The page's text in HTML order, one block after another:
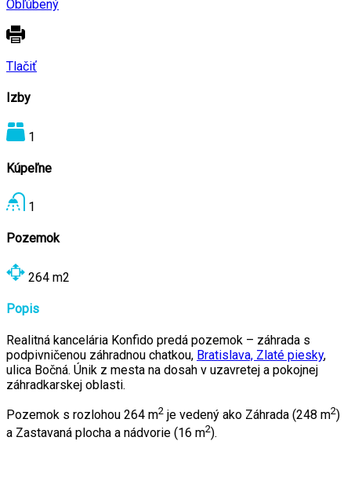
Obľúbený
Tlačiť
Izby
1
Kúpeľne
1
Pozemok
264 m2
Popis
Realitná kancelária Konfido predá pozemok – záhrada s
podpivničenou záhradnou chatkou, Bratislava, Zlaté piesky,
ulica Bočná. Únik z mesta na dosah v uzavretej a pokojnej
záhradkarskej oblasti.
Pozemok s rozlohou 264 m2 je vedený ako Záhrada (248 m2)
a Zastavaná plocha a nádvorie (16 m2).